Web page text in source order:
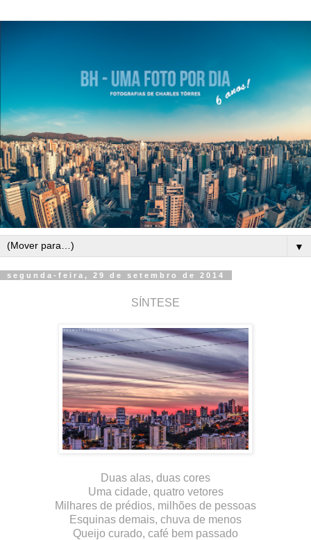
▼
segunda-feira, 29 de setembro de 2014
SÍNTESE
Duas alas, duas cores
Uma cidade, quatro vetores
Milhares de prédios, milhões de pessoas
Esquinas demais, chuva de menos
Queijo curado, café bem passado